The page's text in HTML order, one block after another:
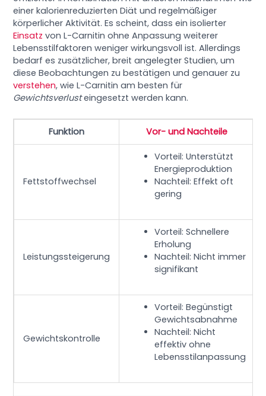
einer kalorienreduzierten Diät und regelmäßiger
körperlicher Aktivität. Es scheint, dass ein isolierter
Einsatz von L-Carnitin ohne Anpassung weiterer
Lebensstilfaktoren weniger wirkungsvoll ist. Allerdings
bedarf es zusätzlicher, breit angelegter Studien, um
diese Beobachtungen zu bestätigen und genauer zu
verstehen, wie L-Carnitin am besten für
Gewichtsverlusteingesetzt werden kann.
Funktion Vor- und Nachteile
Fettstoffwechsel
Vorteil: Unterstützt
Energieproduktion
Nachteil: Effekt oft
gering
Leistungssteigerung
Vorteil: Schnellere
Erholung
Nachteil: Nicht immer
signifikant
Gewichtskontrolle
Vorteil: Begünstigt
Gewichtsabnahme
Nachteil: Nicht
effektiv ohne
Lebensstilanpassung